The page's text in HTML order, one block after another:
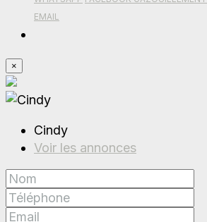
EMAIL
×
Cindy
Voir les annonces